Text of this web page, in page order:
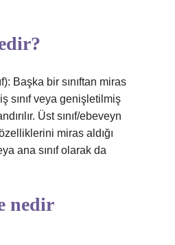
Başka bir sınıftan miras
sınıf veya genişletilmiş
Üst sınıf/ebeveyn
özelliklerini miras aldığı
ana sınıf olarak da
nedir